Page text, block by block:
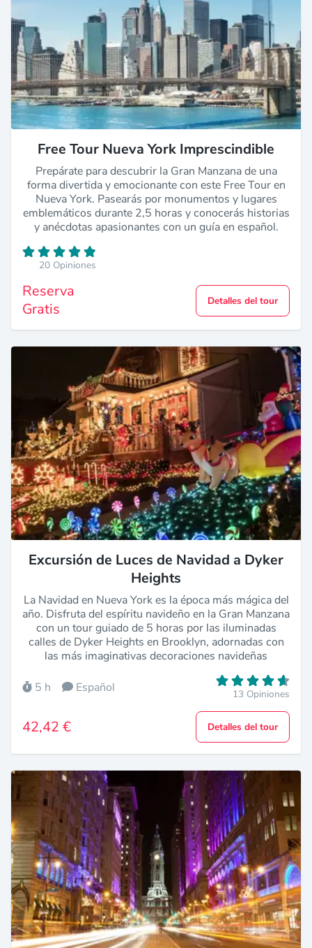
Free Tour Nueva York Imprescindible
Prepárate para descubrir la Gran Manzana de una
forma divertida y emocionante con este Free Tour en
Nueva York. Pasearás por monumentos y lugares
emblemáticos durante 2,5 horas y conocerás historias
y anécdotas apasionantes con un guía en español.
20 Opiniones
Reserva
Gratis
Detalles del tour
Excursión de Luces de Navidad a Dyker
Heights
La Navidad en Nueva York es la época más mágica del
año. Disfruta del espíritu navideño en la Gran Manzana
con un tour guiado de 5 horas por las iluminadas
calles de Dyker Heights en Brooklyn, adornadas con
las más imaginativas decoraciones navideñas
5 h Español 13 Opiniones
42,42 € Detalles del tour